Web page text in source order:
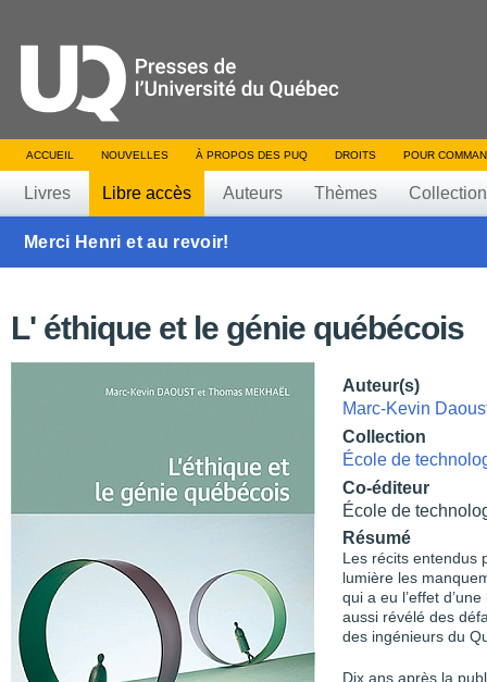
ACCUEIL NOUVELLES À PROPOS DES PUQ DROITS POUR
Livres Libre accès Auteurs Thèmes
Merci Henri et au revoir!
L' éthique et le génie québécois
Auteur(s)
Marc-Kevin
Collection
École de
Co-éditeur
École de
Résumé
Les récits entendus
lumière les
qui a eu l’effet
aussi révélé des
des ingénieurs du
Dix ans après la